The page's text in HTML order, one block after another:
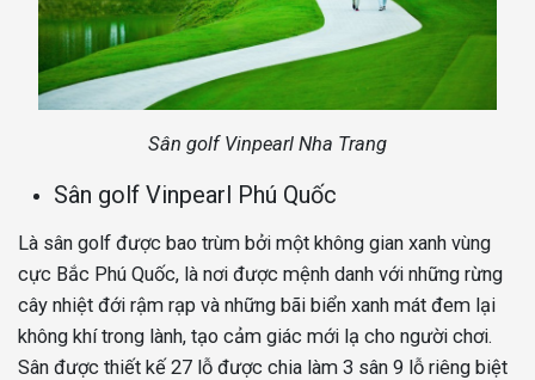
Sân golf Vinpearl Nha Trang
Sân golf Vinpearl Phú Quốc
Là sân golf được bao trùm bởi một không gian xanh vùng
cực Bắc Phú Quốc, là nơi được mệnh danh với những rừng
cây nhiệt đới rậm rạp và những bãi biển xanh mát đem lại
không khí trong lành, tạo cảm giác mới lạ cho người chơi.
Sân được thiết kế 27 lỗ được chia làm 3 sân 9 lỗ riêng biệt